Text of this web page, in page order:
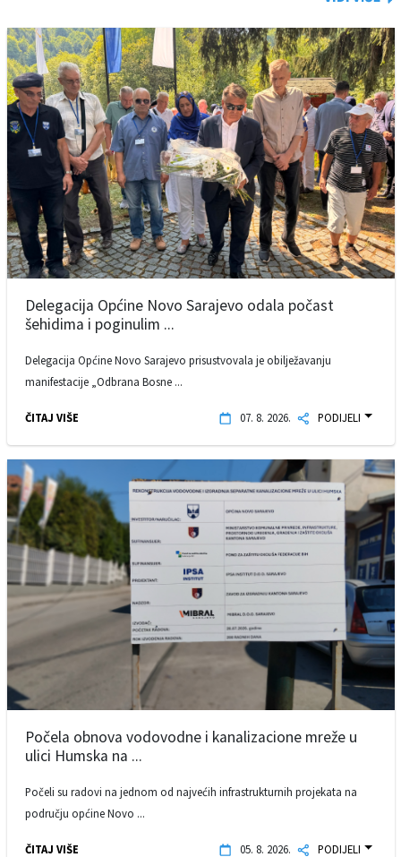
Delegacija Općine Novo Sarajevo odala počast
šehidima i poginulim ...
Delegacija Općine Novo Sarajevo prisustvovala je obilježavanju
manifestacije „Odbrana Bosne ...
ČITAJ VIŠE 07. 8. 2026. PODIJELI
Počela obnova vodovodne i kanalizacione mreže u
ulici Humska na ...
Počeli su radovi na jednom od najvećih infrastrukturnih projekata na
području općine Novo ...
ČITAJ VIŠE 05. 8. 2026. PODIJELI